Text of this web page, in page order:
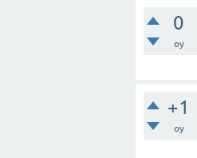
0
oy
+1
oy